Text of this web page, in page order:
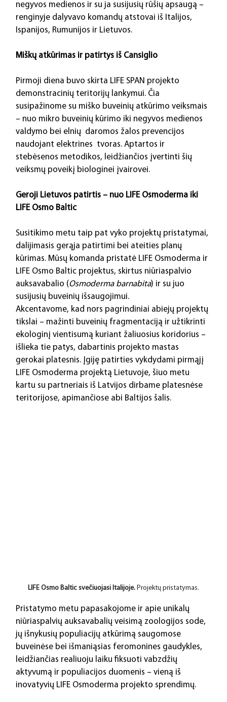
negyvos medienos ir su ja susijusių rūšių apsaugą –
renginyje dalyvavo komandų atstovai iš Italijos,
Ispanijos, Rumunijos ir Lietuvos.
Miškų atkūrimas ir patirtys iš Cansiglio
Pirmoji diena buvo skirta LIFE SPAN projekto
demonstracinių teritorijų lankymui. Čia
susipažinome su miško buveinių atkūrimo veiksmais
– nuo mikro buveinių kūrimo iki negyvos medienos
valdymo bei elnių  daromos žalos prevencijos
naudojant elektrines  tvoras. Aptartos ir
stebėsenos metodikos, leidžiančios įvertinti šių
veiksmų poveikį biologinei įvairovei.
Geroji Lietuvos patirtis – nuo LIFE Osmoderma iki
LIFE Osmo Baltic
Susitikimo metu taip pat vyko projektų pristatymai,
dalijimasis gerąja patirtimi bei ateities planų
kūrimas. Mūsų komanda pristatė LIFE Osmoderma ir
LIFE Osmo Baltic projektus, skirtus niūriaspalvio
auksavabalio (Osmoderma barnabita) ir su juo
susijusių buveinių išsaugojimui.
Akcentavome, kad nors pagrindiniai abiejų projektų
tikslai – mažinti buveinių fragmentaciją ir užtikrinti
ekologinį vientisumą kuriant žaliuosius koridorius –
išlieka tie patys, dabartinis projekto mastas
gerokai platesnis. Įgiję patirties vykdydami pirmąjį
LIFE Osmoderma projektą Lietuvoje, šiuo metu
kartu su partneriais iš Latvijos dirbame platesnėse
teritorijose, apimančiose abi Baltijos šalis.
LIFE Osmo Baltic svečiuojasi Italijoje. Projektų pristatymas.
Pristatymo metu papasakojome ir apie unikalų
niūriaspalvių auksavabalių veisimą zoologijos sode,
jų išnykusių populiacijų atkūrimą saugomose
buveinėse bei išmaniąsias feromonines gaudykles,
leidžiančias realiuoju laiku fiksuoti vabzdžių
aktyvumą ir populiacijos duomenis – vieną iš
inovatyvių LIFE Osmoderma projekto sprendimų.